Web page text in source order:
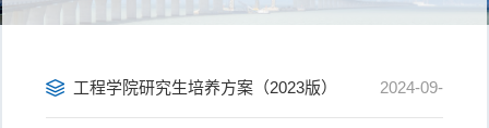
工程学院研究生培养方案（2023版） 2024-09-